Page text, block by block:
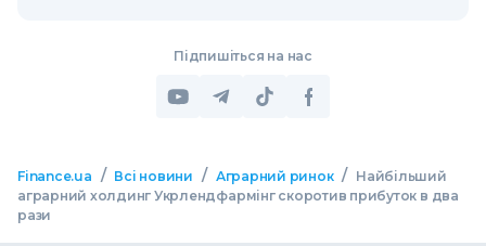
Підпишіться на нас
Finance.ua / Всі новини / Аграрний ринок / Найбільший
аграрний холдинг Укрлендфармінг скоротив прибуток в два
рази